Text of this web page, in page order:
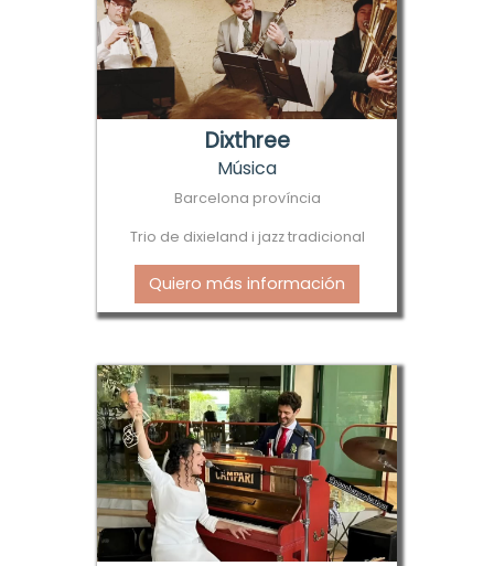
Dixthree
Música
Barcelona província
Trio de dixieland i jazz tradicional
Quiero más información